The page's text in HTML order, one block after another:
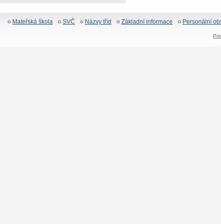
Mateřská škola SVČ Názvy tříd Základní informace Personální